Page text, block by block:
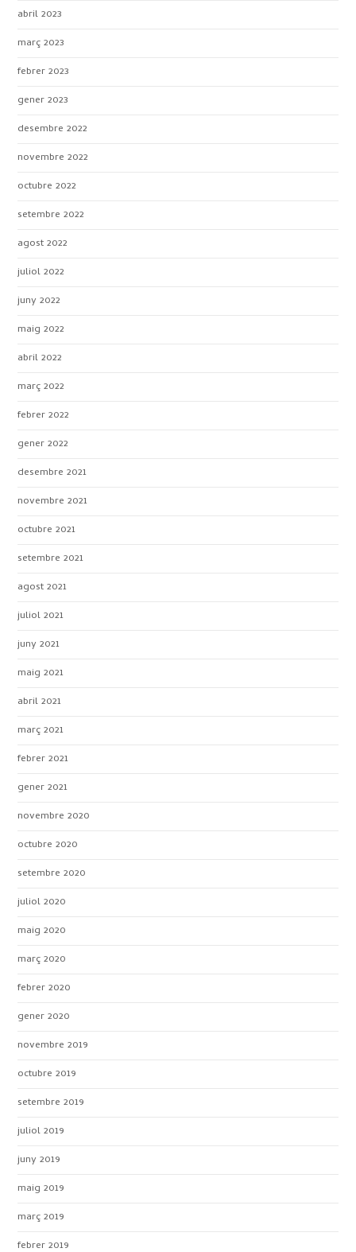
abril 2023
març 2023
febrer 2023
gener 2023
desembre 2022
novembre 2022
octubre 2022
setembre 2022
agost 2022
juliol 2022
juny 2022
maig 2022
abril 2022
març 2022
febrer 2022
gener 2022
desembre 2021
novembre 2021
octubre 2021
setembre 2021
agost 2021
juliol 2021
juny 2021
maig 2021
abril 2021
març 2021
febrer 2021
gener 2021
novembre 2020
octubre 2020
setembre 2020
juliol 2020
maig 2020
març 2020
febrer 2020
gener 2020
novembre 2019
octubre 2019
setembre 2019
juliol 2019
juny 2019
maig 2019
març 2019
febrer 2019